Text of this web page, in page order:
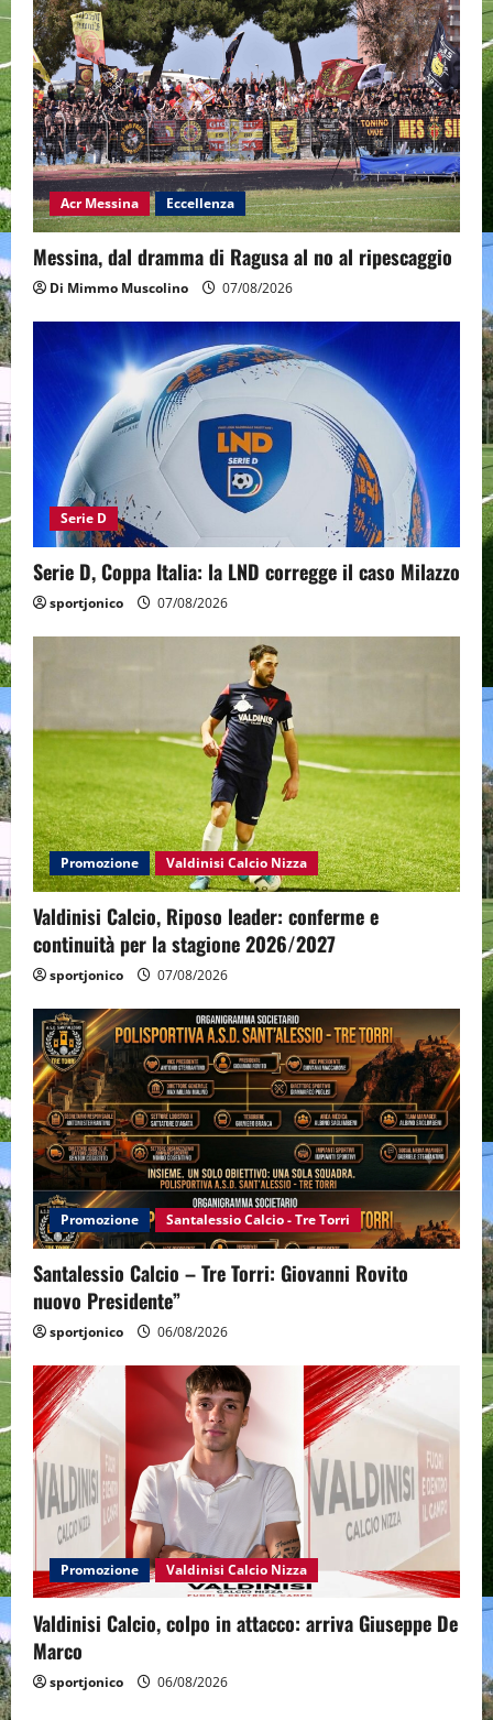
Acr Messina Eccellenza
Messina, dal dramma di Ragusa al no al ripescaggio
Di Mimmo Muscolino 07/08/2026
Serie D
Serie D, Coppa Italia: la LND corregge il caso Milazzo
sportjonico 07/08/2026
Promozione Valdinisi Calcio Nizza
Valdinisi Calcio, Riposo leader: conferme e
continuità per la stagione 2026/2027
sportjonico 07/08/2026
Promozione Santalessio Calcio - Tre Torri
Santalessio Calcio – Tre Torri: Giovanni Rovito
nuovo Presidente”
sportjonico 06/08/2026
Promozione Valdinisi Calcio Nizza
Valdinisi Calcio, colpo in attacco: arriva Giuseppe De
Marco
sportjonico 06/08/2026